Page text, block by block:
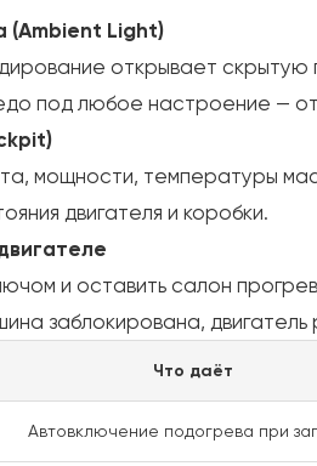
(Ambient Light)
открывает
под любое настроение —
мощности, температуры
двигателя и коробки.
и оставить салон
заблокирована,
Что даёт
Автовключение подогрева при